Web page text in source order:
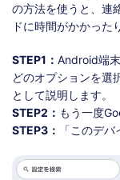
の方法を使うと、連
ドに時間がかかった
STEP1： Android端
どのオプションを選
として説明します。
STEP2： もう一度
STEP3：
「このデ